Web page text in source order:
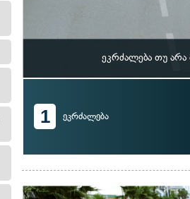
ეკრძალება თუ
1 ეკრძალება